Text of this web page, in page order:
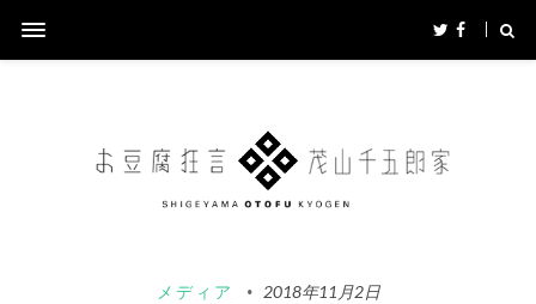
メディア 2018年11月2日